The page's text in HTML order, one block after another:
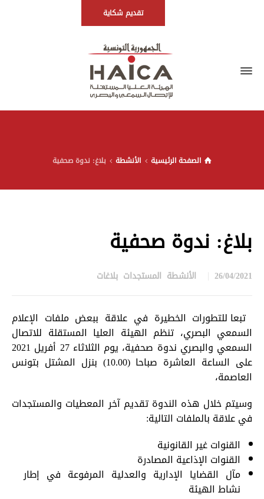
تقديم شكاية
الصفحة الرئيسية الأنشطة بلاغ: ندوة صحفية
بلاغ: ندوة صحفية
26/04/2021 الأنشطة المستجدات بلاغات
تبعا للتطورات الخطيرة في علاقة ببعض ملفات الإعلام
السمعي البصري، تنظم الهيئة العليا المستقلة للاتصال
السمعي والبصري ندوة صحفية، يوم الثلاثاء 27 أفريل 2021
على الساعة العاشرة صباحا (10.00) بنزل المشتل بتونس
العاصمة،
وسيتم خلال هذه الندوة تقديم آخر المعطيات والمستجدات
في علاقة بالملفات التالية:
القنوات غير القانونية
القنوات الإذاعية المصادرة
مآل القضايا الإدارية والعدلية المرفوعة في إطار
نشاط الهيئة